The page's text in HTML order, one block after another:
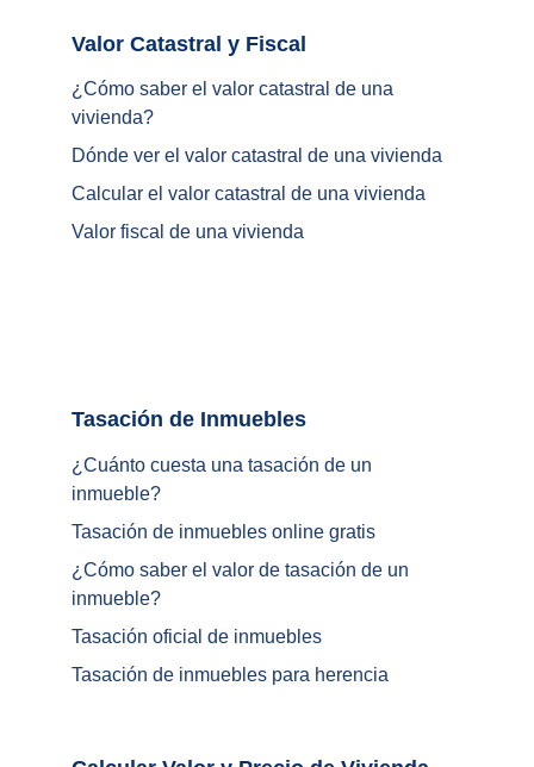
¿Cuánto cuesta una tasación de un
inmueble?
Tasación de inmuebles online gratis
¿ Cómo saber el valor de tasación de un
inmueble?
Tasación oficial de inmuebles
Tasación de inmuebles para herencia
¿ Cómo saber el valor catastral de una
vivienda?
Dónde ver el valor catastral de una vivienda
Calcular el valor catastral de una vivienda
Valor fiscal de una vivienda